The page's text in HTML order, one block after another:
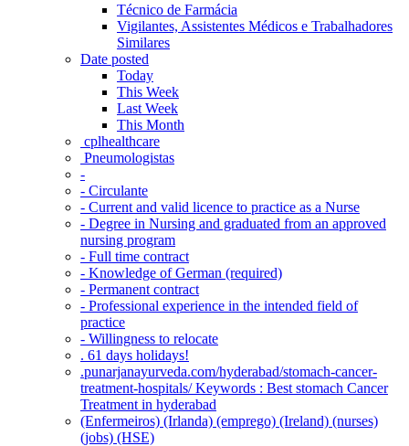
Técnico de Farmácia
Vigilantes, Assistentes Médicos e Trabalhadores
Similares
Date posted
Today
This Week
Last Week
This Month
‎ cplhealthcare‬
Pneumologistas
-
- Circulante
- Current and valid licence to practice as a Nurse
- Degree in Nursing and graduated from an approved
nursing program
- Full time contract
- Knowledge of German (required)
- Permanent contract
- Professional experience in the intended field of
practice
- Willingness to relocate
. 61 days holidays!
.punarjanayurveda.com/hyderabad/stomach-cancer-
treatment-hospitals/ Keywords : Best stomach Cancer
Treatment in hyderabad
(Enfermeiros) (Irlanda) (emprego) (Ireland) (nurses)
(jobs) (HSE)